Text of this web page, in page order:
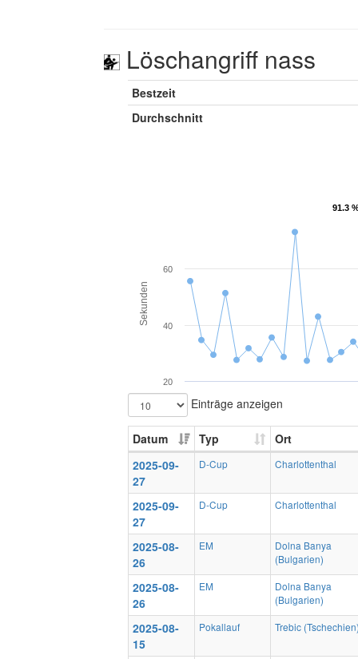
Löschangriff nass
Bestzeit
Durchschnitt
91.3
91.3
Sekunden
20
40
60
Einträge anzeigen
Datum Typ
Ort
2025-09-
27
D-Cup Charlottenthal
2025-09-
27
D-Cup Charlottenthal
2025-08-
26
EM
Dolna Banya
(Bulgarien)
2025-08-
26
EM
Dolna Banya
(Bulgarien)
2025-08-
15
Pokallauf Trebic